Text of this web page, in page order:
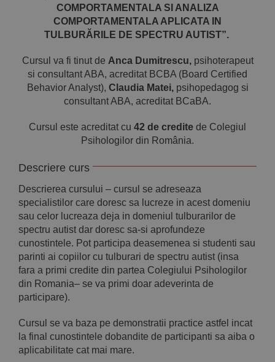
COMPORTAMENTALA SI ANALIZA
COMPORTAMENTALA APLICATA IN
TULBURĂRILE DE SPECTRU AUTIST”.
Cursul va fi tinut de Anca Dumitrescu, psihoterapeut
si consultant ABA, acreditat BCBA (Board Certified
Behavior Analyst), Claudia Matei,psihopedagog si
consultant ABA, acreditat BCaBA.
Cursul este acreditat cu 42 de credite de Colegiul
Psihologilor din România.
Descriere curs
Descrierea cursului – cursul se adreseaza
specialistilor care doresc sa lucreze in acest domeniu
sau celor lucreaza deja in domeniul tulburarilor de
spectru autist dar doresc sa-si aprofundeze
cunostintele. Pot participa deasemenea si studenti sau
parinti ai copiilor cu tulburari de spectru autist (insa
fara a primi credite din partea Colegiului Psihologilor
din Romania– se va primi doar adeverinta de
participare).
Cursul se va baza pe demonstratii practice astfel incat
la final cunostintele dobandite de participanti sa aiba o
aplicabilitate cat mai mare.